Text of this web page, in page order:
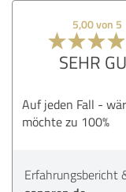
5,00 von 5
SEHR
Auf jeden Fall -
möchte zu 100%
Erfahrungsbericht